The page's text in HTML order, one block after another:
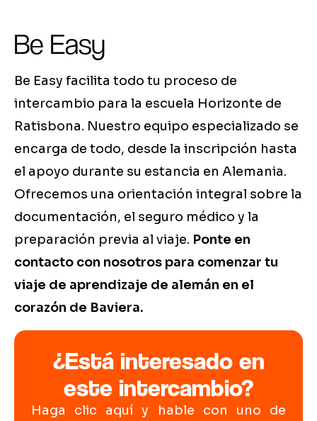
Be Easy
Be Easy facilita todo tu proceso de
intercambio para la escuela Horizonte de
Ratisbona. Nuestro equipo especializado se
encarga de todo, desde la inscripción hasta
el apoyo durante su estancia en Alemania.
Ofrecemos una orientación integral sobre la
documentación, el seguro médico y la
preparación previa al viaje. Ponte en
contacto con nosotros para comenzar tu
viaje de aprendizaje de alemán en el
corazón de Baviera.
¿Está interesado en
este intercambio?
Haga clic aquí y hable con uno de